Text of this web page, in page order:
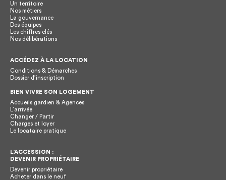
Un territoire
Nos métiers
La gouvernance
Des équipes
Les chiffres clés
Nos délibérations
ACCÉDEZ À LA LOCATION
Conditions & Démarches
Dossier d’inscription
BIEN VIVRE SON LOGEMENT
Accueils gardien & Agences
L’arrivée
Changer / Partir
Charges et loyer
Le locataire pratique
L’ACCESSION :
DEVENIR PROPRIÉTAIRE
Devenir propriétaire
Acheter dans le neuf